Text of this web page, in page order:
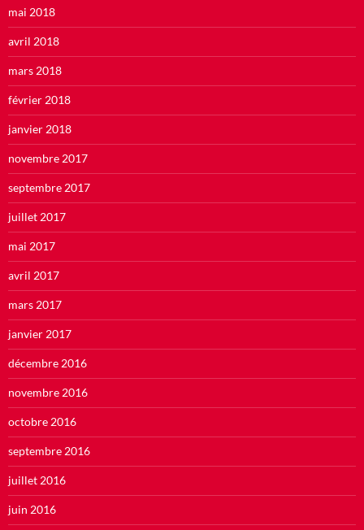
mai 2018
avril 2018
mars 2018
février 2018
janvier 2018
novembre 2017
septembre 2017
juillet 2017
mai 2017
avril 2017
mars 2017
janvier 2017
décembre 2016
novembre 2016
octobre 2016
septembre 2016
juillet 2016
juin 2016